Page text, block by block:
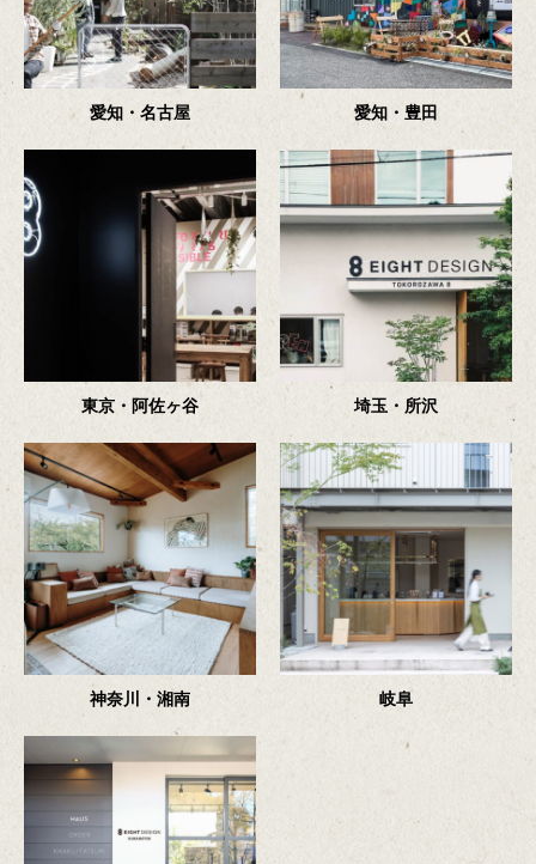
愛知・名古屋 愛知・豊田
東京・阿佐ヶ谷 埼玉・所沢
神奈川・湘南 岐阜